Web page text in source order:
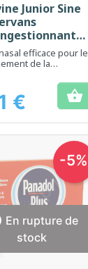
Aperçu rapide
Junior Sine
ml - Spray
10 ml
efficace pour le
de la
€ 
En rupture de
stock
-5%